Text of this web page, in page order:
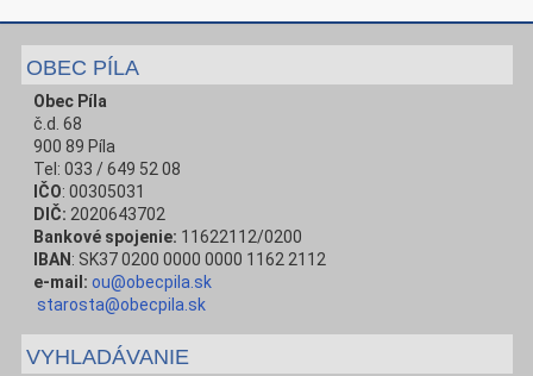
OBEC PÍLA
Obec Píla
č.d. 68
900 89 Píla
Tel: 033 / 649 52 08
IČO: 00305031
DIČ: 2020643702
Bankové spojenie: 11622112/0200
IBAN : SK37 0200 0000 0000 1162 2112
e-mail: ou@obecpila.sk
starosta@obecpila.sk
VYHLADÁVANIE